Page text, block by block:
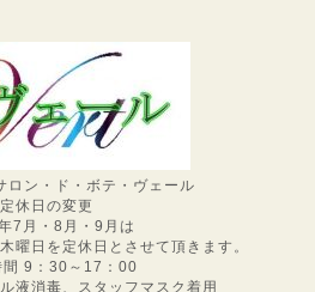
ロン・ド・ボテ・ヴェール
定休日の変更
7月・8月・9月は
曜日を定休日とさせて頂きます。
間 9：30～17：00
液消毒、スタッフマスク着用